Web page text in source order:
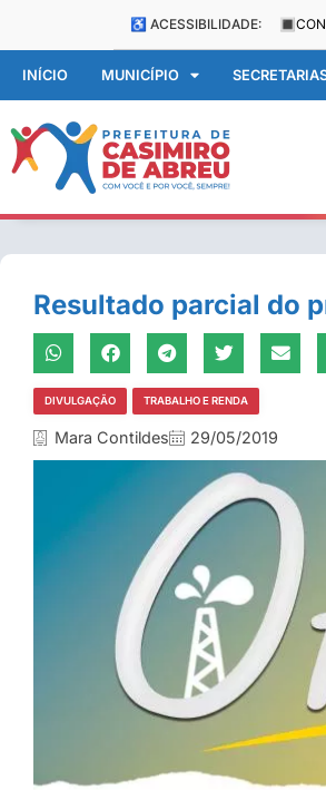
♿ ACESSIBILIDADE: 🔳
INÍCIO MUNICÍPIO
Resultado parcial do
DIVULGAÇÃO TRABALHO E RENDA
Mara Contildes 29/05/2019